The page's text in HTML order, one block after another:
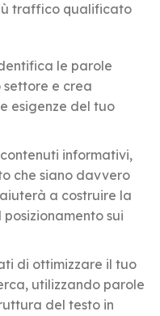
traffico qualificato
le parole
e crea
esigenze del tuo
informativi,
che siano davvero
a costruire la
sui
di ottimizzare il tuo
utilizzando parole
del testo in